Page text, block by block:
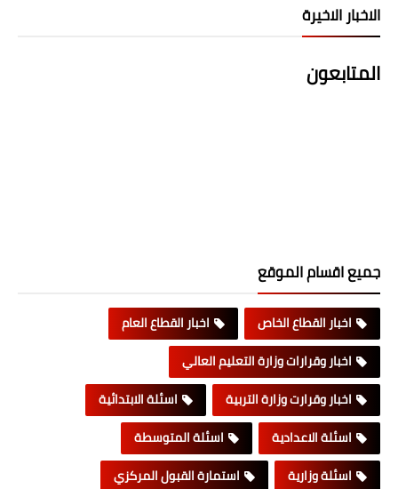
الاخبار الاخيرة
المتابعون
جميع اقسام الموقع
اخبار القطاع الخاص
اخبار القطاع العام
اخبار وقرارات وزارة التعليم العالي
اخبار وقرارت وزارة التربية
اسئلة الابتدائية
اسئلة الاعدادية
اسئلة المتوسطة
اسئلة وزارية
استمارة القبول المركزي